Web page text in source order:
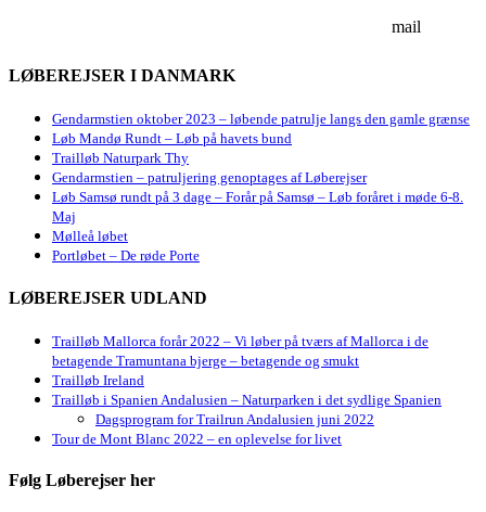
LØBEREJSER I DANMARK
Gendarmstien oktober 2023 – løbende patrulje langs den gamle grænse
Løb Mandø Rundt – Løb på havets bund
Trailløb Naturpark Thy
Gendarmstien – patruljering genoptages af Løberejser
Løb Samsø rundt på 3 dage – Forår på Samsø – Løb foråret i møde 6-8.
Maj
Mølleå løbet
Portløbet – De røde Porte
LØBEREJSER UDLAND
Trailløb Mallorca forår 2022 – Vi løber på tværs af Mallorca i de
betagende Tramuntana bjerge – betagende og smukt
Trailløb Ireland
Trailløb i Spanien Andalusien – Naturparken i det sydlige Spanien
Dagsprogram for Trailrun Andalusien juni 2022
Tour de Mont Blanc 2022 – en oplevelse for livet
Følg Løberejser her
mail